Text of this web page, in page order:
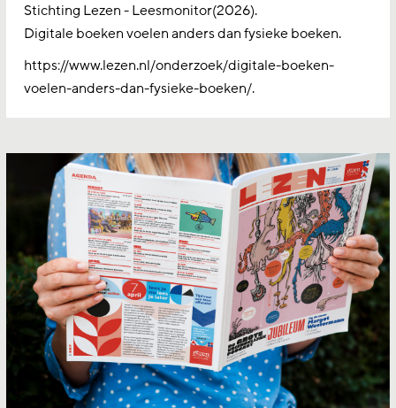
Stichting Lezen - Leesmonitor(2026).
Digitale boeken voelen anders dan fysieke boeken.
https://www.lezen.nl/onderzoek/digitale-boeken-
voelen-anders-dan-fysieke-boeken/.